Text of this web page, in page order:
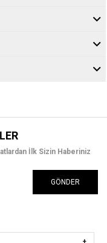
İlk Sizin Haberiniz
GÖNDER